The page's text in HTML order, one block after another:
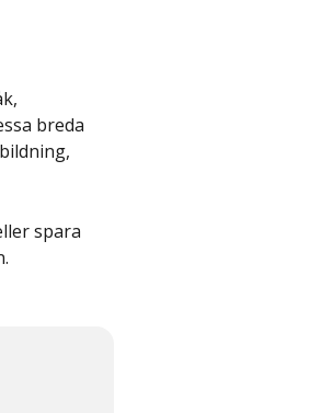
breda
spara